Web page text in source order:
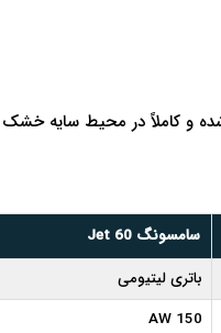
سامسونگ Jet 60
باتری لیتیومی
150 AW